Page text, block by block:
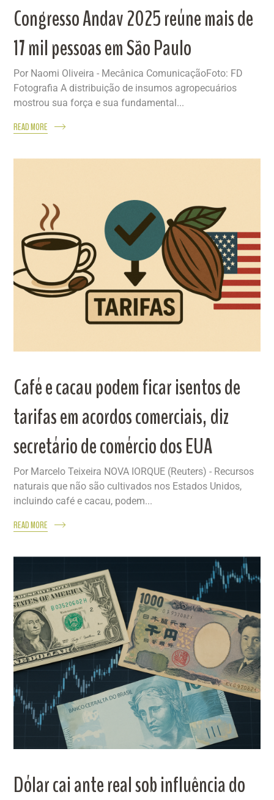
Congresso Andav 2025 reúne mais de
17 mil pessoas em São Paulo
Por Naomi Oliveira - Mecânica ComunicaçãoFoto: FD
Fotografia A distribuição de insumos agropecuários
mostrou sua força e sua fundamental...
READ MORE
Café e cacau podem ficar isentos de
tarifas em acordos comerciais, diz
secretário de comércio dos EUA
Por Marcelo Teixeira NOVA IORQUE (Reuters) - Recursos
naturais que não são cultivados nos Estados Unidos,
incluindo café e cacau, podem...
READ MORE
Dólar cai ante real sob influência do